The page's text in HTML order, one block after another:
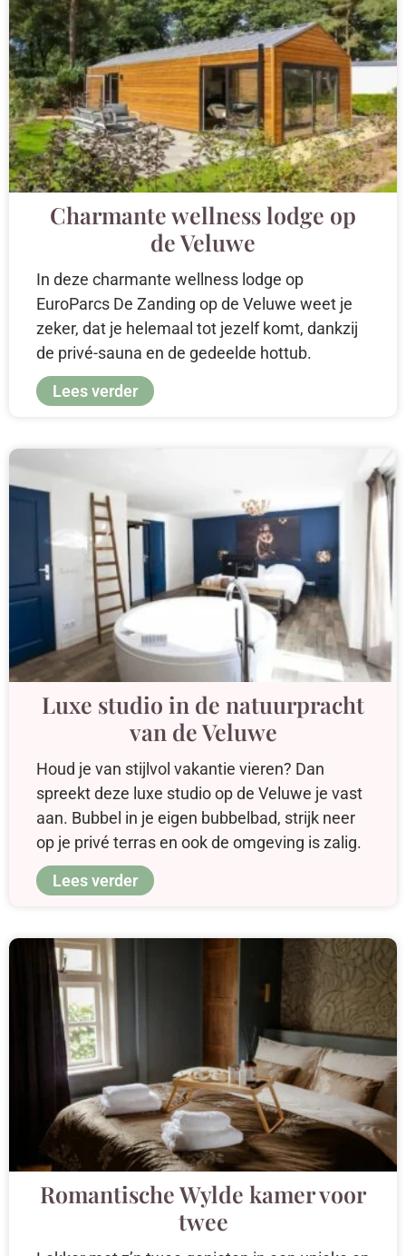
Charmante wellness lodge op
de Veluwe
In deze charmante wellness lodge op
EuroParcs De Zanding op de Veluwe weet je
zeker, dat je helemaal tot jezelf komt, dankzij
de privé-sauna en de gedeelde hottub.
Lees verder
Luxe studio in de natuurpracht
van de Veluwe
Houd je van stijlvol vakantie vieren? Dan
spreekt deze luxe studio op de Veluwe je vast
aan. Bubbel in je eigen bubbelbad, strijk neer
op je privé terras en ook de omgeving is zalig.
Lees verder
Romantische Wylde kamer voor
twee